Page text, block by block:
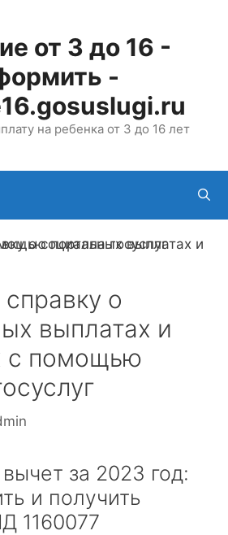
от 3 до 16 -
-
на ребенка от 3 до 16 лет
о
выплатах и
с помощью
за 2023 год:
и получить
1160077